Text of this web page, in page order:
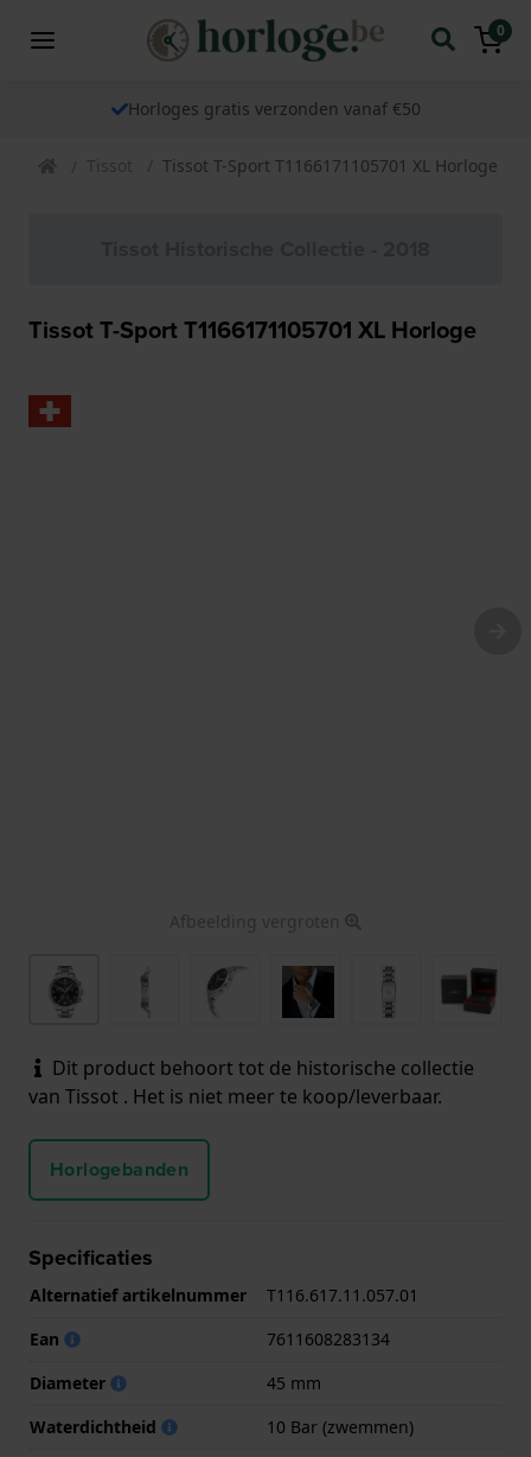
0
Horloges gratis verzonden vanaf €50
Tissot Tissot T-Sport T1166171105701 XL Horloge
Tissot T-Sport T1166171105701 XL Horloge
Afbeelding vergroten
Dit product behoort tot de historische collectie
van Tissot . Het is niet meer te koop/leverbaar.
Horlogebanden
Specificaties
Alternatief artikelnummer
T116.617.11.057.01
Ean
7611608283134
Diameter
45 mm
Waterdichtheid
10 Bar (zwemmen)